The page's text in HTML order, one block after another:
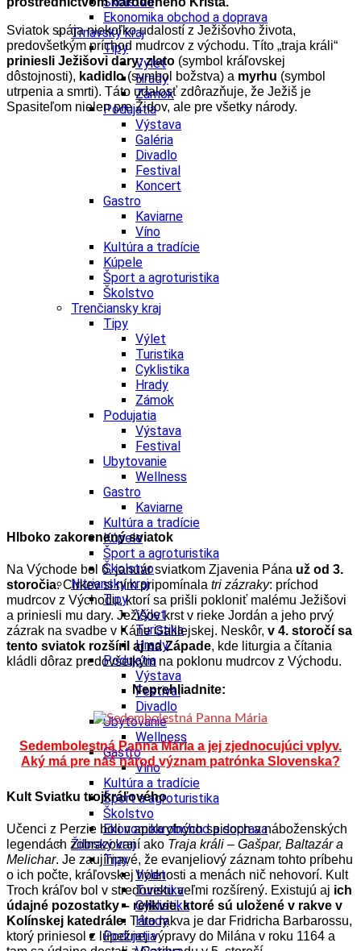
Ekonomika obchod a doprava
Trnavský kraj
Tipy
Výlet
Hrady
Zámok
Podujatia
Výstava
Galéria
Divadlo
Festival
Koncert
Gastro
Kaviarne
Víno
Kultúra a tradície
Kúpele
Šport a agroturistika
Školstvo
Trenčiansky kraj
Tipy
Výlet
Turistika
Cyklistika
Hrady
Zámok
Podujatia
Výstava
Festival
Ubytovanie
Wellness
Gastro
Kaviarne
Kultúra a tradície
Kúpele
Šport a agroturistika
Školstvo
Nitriansky kraj
Tipy
Výlet
Turistika
Hrady
Podujatia
Výstava
Festival
Divadlo
Ubytovanie
Wellness
Gastro
Víno
Kultúra a tradície
Šport a agroturistika
Školstvo
Ekonomika obchod a doprava
Žilinský kraj
Tipy
Výlet
Turistika
Cyklistika
Hrady
Podujatia
Sviatok spája niekoľko udalostí z Ježišovho života,
predovšetkým príchod mudrcov z východu. Títo „traja králi“
priniesli Ježišovi dary: zlato (symbol kráľovskej
dôstojnosti), kadidlo(symbol božstva) a myrhu (symbol
utrpenia a smrti). Táto udalosť zdôrazňuje, že Ježiš je
Spasiteľom nielen pre Židov, ale pre všetky národy.
Hlboko zakorenený sviatok
Na Východe bol 6. január sviatkom Zjavenia Pána už od 3.
storočia. Cirkev si ním pripomínala tri zázraky: príchod
mudrcov z Východu, ktorí sa prišli pokloniť malému Ježišovi
a priniesli mu dary. Ježišov krst v rieke Jordán a jeho prvý
zázrak na svadbe v Káne Galilejskej. Neskôr, v 4. storočí sa
tento sviatok rozšíril aj na Západe, kde liturgia a čítania
kládli dôraz predovšetkým na poklonu mudrcov z Východu.
Neprehliadnite:
Sedembolestná Panna Mária a jej zjednocujúci vplyv.
Aký má pre náš národ význam patrónka Slovenska?
Kult Sviatku trojkráľového
Učenci z Perzie boli v apokryfných spisoch a náboženských
legendách zobrazovaní ako Traja králi – Gašpar, Baltazár a
Melichar. Je zaujímavé, že evanjeliový záznam tohto príbehu
o ich počte, kráľovskej hodnosti a menách nič nehovorí. Kult
Troch kráľov bol v stredoveku veľmi rozšírený. Existujú aj ich
údajné pozostatky – relikvie, ktoré sú uložené v rakve v
Kolínskej katedrále. Táto rakva je dar Fridricha Barbarossu,
ktorý priniesol z lúpežnej výpravy do Milána v roku 1164 a